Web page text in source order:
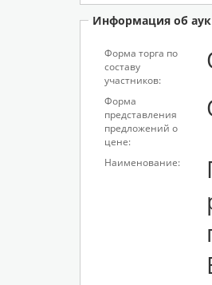
Информация об
Форма торга по
составу
участников:
Форма
представления
предложений о
цене:
Наименование: